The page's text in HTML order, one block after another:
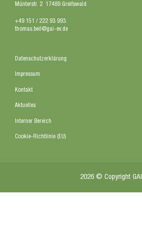
Münterstr. 2 17489 Greifswald
+49 151 / 222 93 993
thomas.beil@gai-ev.de
Datenschutzerklärung
Impressum
Kontakt
Aktuelles
Interner Bereich
Cookie-Richtlinie (EU)
2026 © Copyright GAI